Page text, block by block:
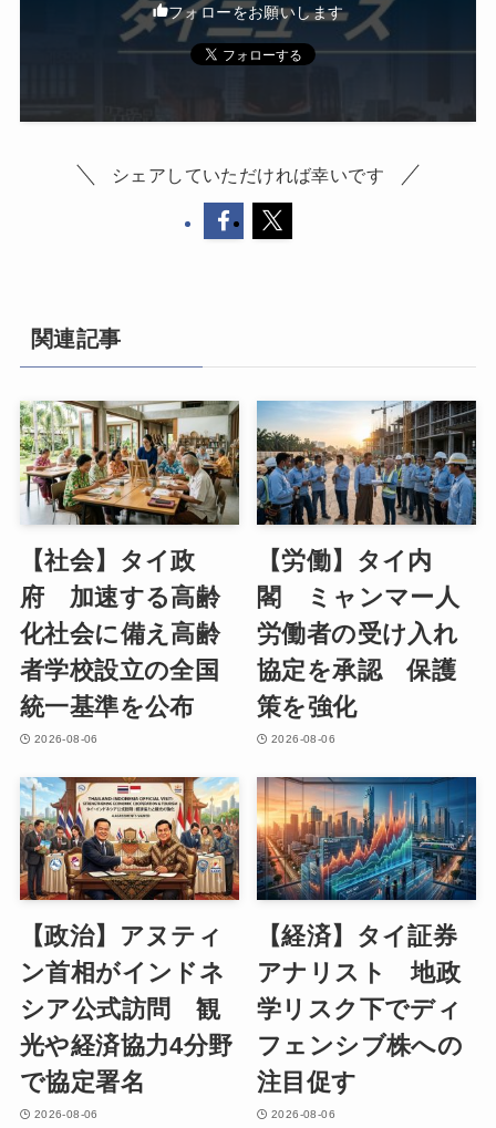
フォローをお願いします
シェアしていただければ幸いです
関連記事
【社会】タイ政
府 加速する高齢
化社会に備え高齢
者学校設立の全国
統一基準を公布
2026-08-06
【労働】タイ内
閣 ミャンマー人
労働者の受け入れ
協定を承認 保護
策を強化
2026-08-06
【政治】アヌティ
ン首相がインドネ
シア公式訪問 観
光や経済協力4分野
で協定署名
2026-08-06
【経済】タイ証券
アナリスト 地政
学リスク下でディ
フェンシブ株への
注目促す
2026-08-06